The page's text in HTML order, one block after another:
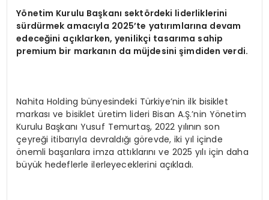
Yönetim Kurulu Başkanı sektördeki liderliklerini
sürdürmek amacıyla 2025’te yatırımlarına devam
edeceğini açıklarken, yenilikçi tasarıma sahip
premium bir markanın da müjdesini şimdiden verdi.
Nahita Holding bünyesindeki Türkiye’nin ilk bisiklet
markası ve bisiklet üretim lideri Bisan A.Ş.’nin Yönetim
Kurulu Başkanı Yusuf Temurtaş, 2022 yılının son
çeyreği itibarıyla devraldığı görevde, iki yıl içinde
önemli başarılara imza attıklarını ve 2025 yılı için daha
büyük hedeflerle ilerleyeceklerini açıkladı.